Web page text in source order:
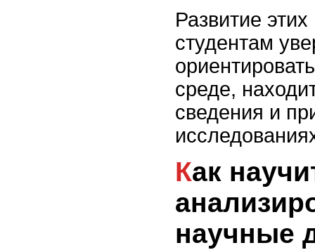
Развитие
студентам
среде,
сведения и
Как научиться искать и
научные